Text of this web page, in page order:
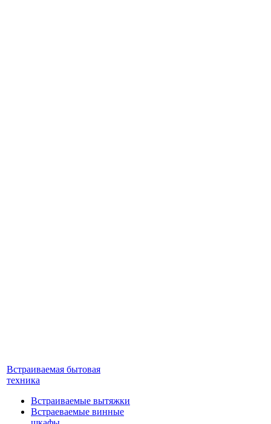
Встраиваемая бытовая
техника
Встраиваемые вытяжки
Встраеваемые винные